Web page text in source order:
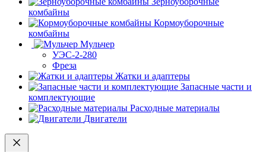
комбайны
Кормоуборочные
комбайны
Мульчер
УЭС-2-280
Фреза
Жатки и адаптеры
Запасные части и
комплектующие
Расходные материалы
Двигатели